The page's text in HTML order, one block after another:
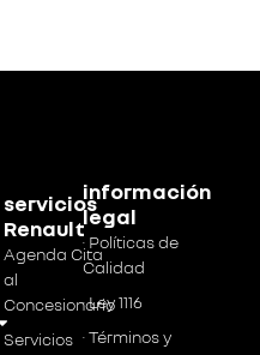
servicios
Renault
Agenda Cita
al
Concesionario
Servicios
información
legal
· Políticas de
Calidad
· Ley 1116
· Términos y